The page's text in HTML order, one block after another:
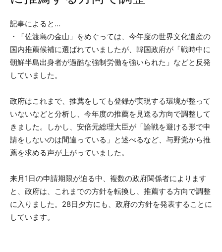
記事によると…
・「佐渡島の金山」をめぐっては、今年度の世界文化遺産の
国内推薦候補に選ばれていましたが、韓国政府が「戦時中に
朝鮮半島出身者が過酷な強制労働を強いられた」などと反発
していました。
政府はこれまで、推薦をしても登録が実現する環境が整って
いないなどと分析し、今年度の推薦を見送る方向で調整して
きました。しかし、安倍元総理大臣が「論戦を避ける形で申
請をしないのは間違っている」と述べるなど、与野党から推
薦を求める声が上がっていました。
来月1日の申請期限が迫る中、複数の政府関係者によります
と、政府は、これまでの方針を転換し、推薦する方向で調整
に入りました。28日夕方にも、政府の方針を発表することに
しています。